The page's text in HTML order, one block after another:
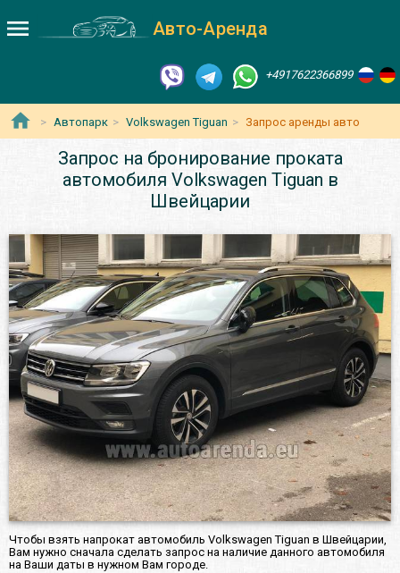
Авто-Аренда
+4917622366899
Автопарк Volkswagen Tiguan Запрос аренды авто
Запрос на бронирование проката
автомобиля Volkswagen Tiguan в
Швейцарии
Чтобы взять напрокат автомобиль Volkswagen Tiguan в Швейцарии,
Вам нужно сначала сделать запрос на наличие данного автомобиля
на Ваши даты в нужном Вам городе.